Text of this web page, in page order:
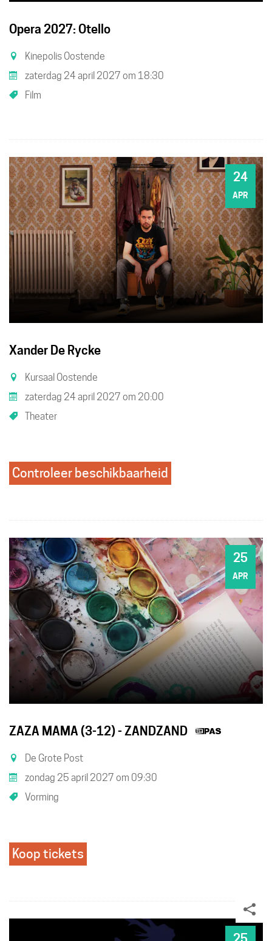
Opera 2027: Otello
Kinepolis Oostende
zaterdag 24 april 2027 om 18:30
Film
ZA24
APR
Xander De Rycke
Kursaal Oostende
zaterdag 24 april 2027 om 20:00
Theater
Controleer beschikbaarheid
ZO25
APR
ZAZA MAMA (3-12) - ZANDZAND
De Grote Post
zondag 25 april 2027 om 09:30
Vorming
Koop tickets
ZODeel